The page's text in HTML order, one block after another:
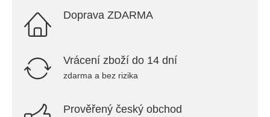
Doprava ZDARMA
Vrácení zboží do 14 dní
zdarma a bez rizika
Prověřený český obchod